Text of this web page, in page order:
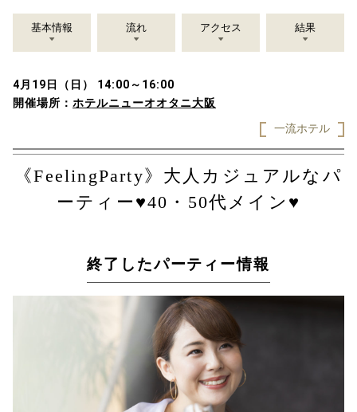
基本情報 流れ アクセス 結果
4月19日（日） 14:00～16:00
開催場所： ホテルニューオオタニ大阪
一流ホテル
《FeelingParty》大人カジュアルなパ
ーティー♥40・50代メイン♥
終了したパーティー情報